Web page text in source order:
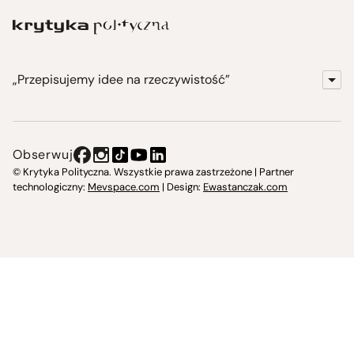
„Przepisujemy idee na rzeczywistość”
Instytut Krytyki Politycznej
Obserwuj
© Krytyka Polityczna. Wszystkie prawa zastrzeżone | Partner
technologiczny: Mevspace.com | Design: Ewastanczak.com